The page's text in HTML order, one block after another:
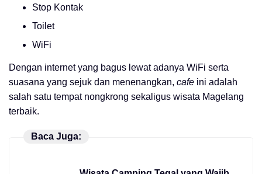
Stop Kontak
Toilet
WiFi
Dengan internet yang bagus lewat adanya WiFi serta
suasana yang sejuk dan menenangkan, cafe ini adalah
salah satu tempat nongkrong sekaligus wisata Magelang
terbaik.
Baca Juga: